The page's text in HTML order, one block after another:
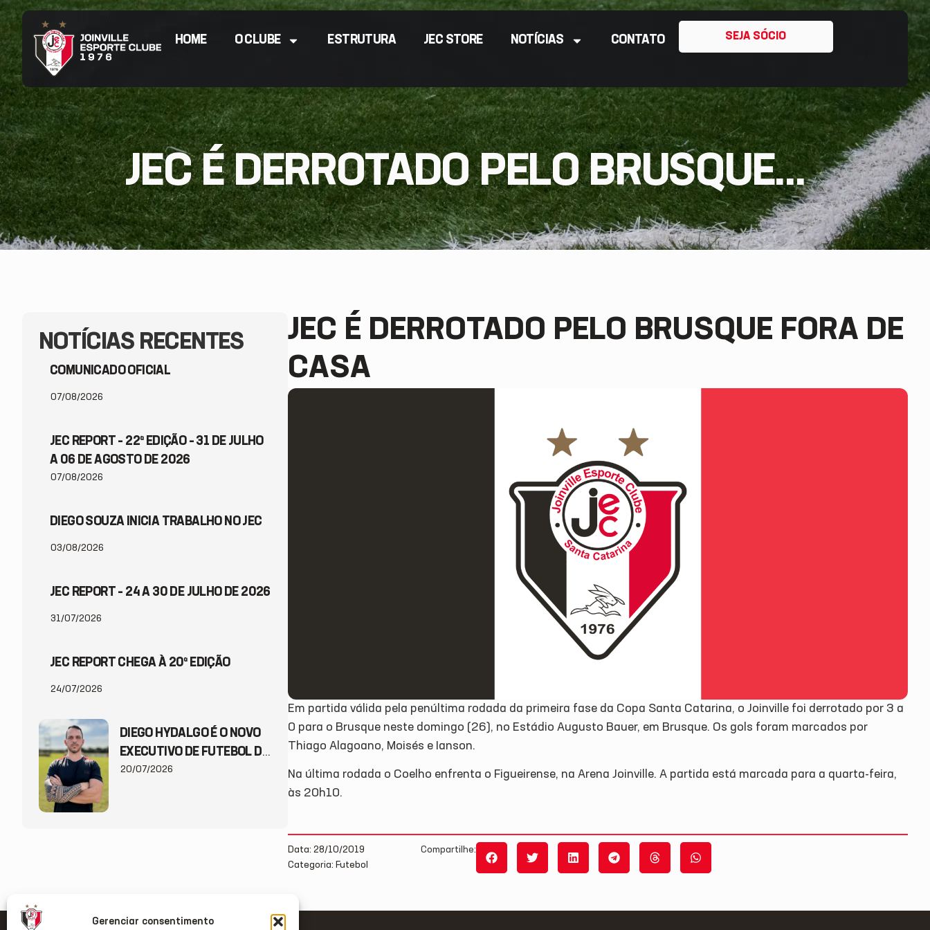
Gerenciar consentimento
HOME O CLUBE ESTRUTURA JEC STORE NOTÍCIAS CONTATO SEJA SÓCIO
JEC É DERROTADO PELO BRUSQUE...
NOTÍCIAS RECENTES
COMUNICADO OFICIAL
07/08/2026
JEC REPORT – 22ª EDIÇÃO – 31 DE JULHO
A 06 DE AGOSTO DE 2026
07/08/2026
DIEGO SOUZA INICIA TRABALHO NO JEC
03/08/2026
JEC REPORT – 24 A 30 DE JULHO DE 2026
31/07/2026
JEC REPORT CHEGA À 20ª EDIÇÃO
24/07/2026
DIEGO HYDALGO É O NOVO
EXECUTIVO DE FUTEBOL DO
JEC
20/07/2026
JEC É DERROTADO PELO BRUSQUE FORA DE
CASA
Em partida válida pela penúltima rodada da primeira fase da Copa Santa Catarina, o Joinville foi derrotado por 3 a
0 para o Brusque neste domingo (26), no Estádio Augusto Bauer, em Brusque. Os gols foram marcados por
Thiago Alagoano, Moisés e Ianson.
Na última rodada o Coelho enfrenta o Figueirense, na Arena Joinville. A partida está marcada para a quarta-feira,
às 20h10.
Data: 28/10/2019
Categoria: Futebol
Compartilhe: